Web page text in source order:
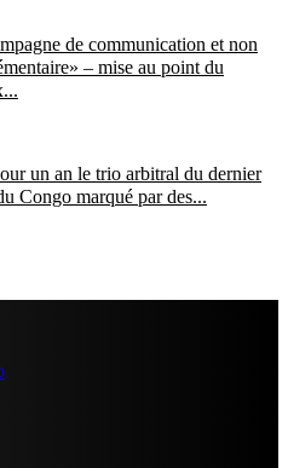
de communication et non
– mise au point du
un an le trio arbitral du dernier
Congo marqué par des...